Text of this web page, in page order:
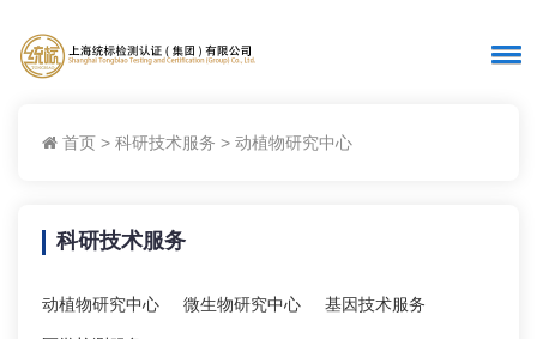
首页 > 科研技术服务 > 动植物研究中心
科研技术服务
动植物研究中心 微生物研究中心 基因技术服务